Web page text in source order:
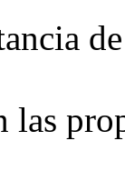
las